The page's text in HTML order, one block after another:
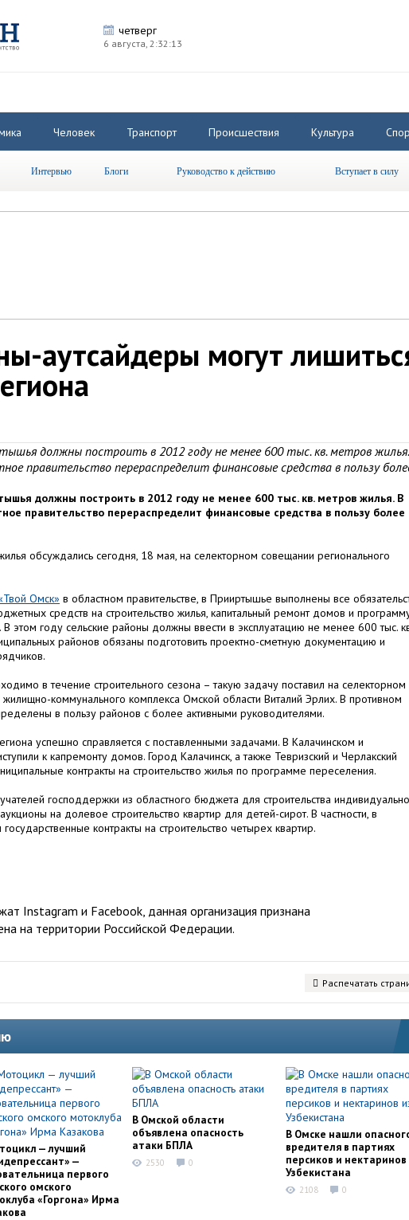
четверг
6 августа, 2:32:13
Человек Транспорт Происшествия Культура
Интервью Блоги Руководство к действию Вступает в силу
аутсайдеры могут
должны построить в 2012 году не менее 600 тыс. кв. метров
правительство перераспределит финансовые средства в пользу
должны построить в 2012 году не менее 600 тыс. кв. метров жилья. В
правительство перераспределит финансовые средства в пользу более
обсуждались сегодня, 18 мая, на селекторном совещании регионального
Омск» в областном правительстве, в Прииртышье выполнены все
средств на строительство жилья, капитальный ремонт домов и
этом году сельские районы должны ввести в эксплуатацию не менее 600 тыс.
районов обязаны подготовить проектно-сметную документацию и
в течение строительного сезона – такую задачу поставил на селекторном
жилищно-коммунального комплекса Омской области Виталий Эрлих. В противном
в пользу районов с более активными руководителями.
успешно справляется с поставленными задачами. В Калачинском и
к капремонту домов. Город Калачинск, а также Тевризский и Черлакский
контракты на строительство жилья по программе переселения.
господдержки из областного бюджета для строительства
на долевое строительство квартир для детей-сирот. В частности, в
контракты на строительство четырех квартир.
Instagram и Facebook, данная организация признана
на территории Российской Федерации.
Распечатать
— лучший
—
первого
омского
«Горгона» Ирма
В Омской области
объявлена опасность
атаки БПЛА
2530 0
В Омске нашли
вредителя в партиях
персиков и нектаринов
Узбекистана
2108 0